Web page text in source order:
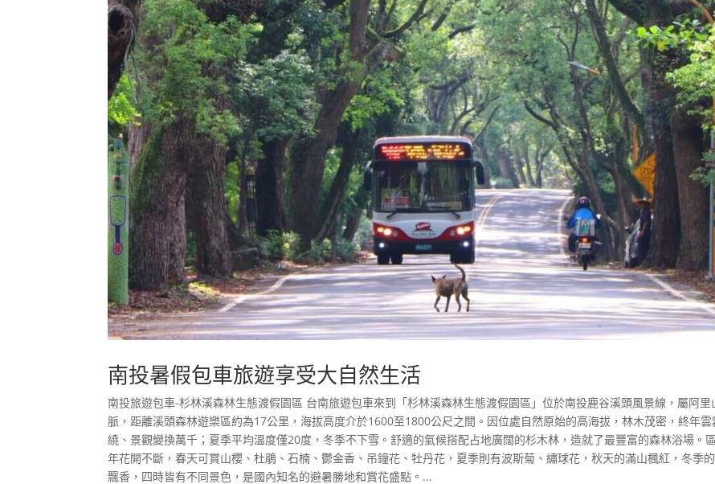
南投暑假包車旅遊享受大自然生活
南投旅遊包車-杉林溪森林生態渡假園區 台南旅遊包車來到「杉林溪森林生態渡假園區」位於南投鹿谷溪頭風景線，屬阿里
脈，距離溪頭森林遊樂區約為17公里，海拔高度介於1600至1800公尺之間。因位處自然原始的高海拔，林木茂密，終年雲
繞、景觀變換萬千；夏季平均溫度僅20度，冬季不下雪。舒適的氣候搭配占地廣闊的杉木林，造就了最豐富的森林浴場。
年花開不斷，春天可賞山櫻、杜鵑、石楠、鬱金香、吊鐘花、牡丹花，夏季則有波斯菊、繡球花，秋天的滿山楓紅，冬季
飄香，四時皆有不同景色，是國內知名的避暑勝地和賞花盛點。...